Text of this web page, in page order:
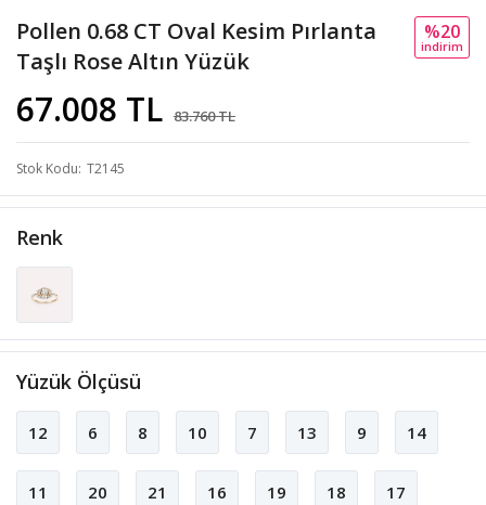
Pollen 0.68 CT Oval Kesim Pırlanta
Taşlı Rose Altın Yüzük
67.008 TL 83.760 TL
%20
i̇ndi̇ri̇m
Stok Kodu T2145
Renk
Yüzük Ölçüsü
12 6 8 10 7 13 9 14
11 20 21 16 19 18 17